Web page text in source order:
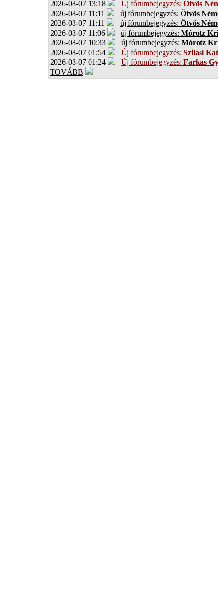
2026-08-07 13:18 Új fórumbejegyzés: Ötvös
2026-08-07 11:11
új fórumbejegyzés: Ötvös
2026-08-07 11:11
új fórumbejegyzés: Ötvös
2026-08-07 11:06
új fórumbejegyzés: Mórotz
2026-08-07 10:33
új fórumbejegyzés: Mórotz
2026-08-07 01:54
Új fórumbejegyzés: Szilasi
2026-08-07 01:24
Új fórumbejegyzés: Farkas
TOVÁBB